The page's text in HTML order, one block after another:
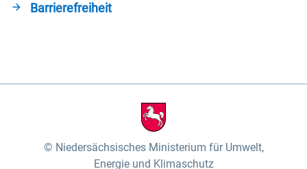
Barrierefreiheit
Niedersächsisches Ministerium für Umwelt,
Energie und Klimaschutz